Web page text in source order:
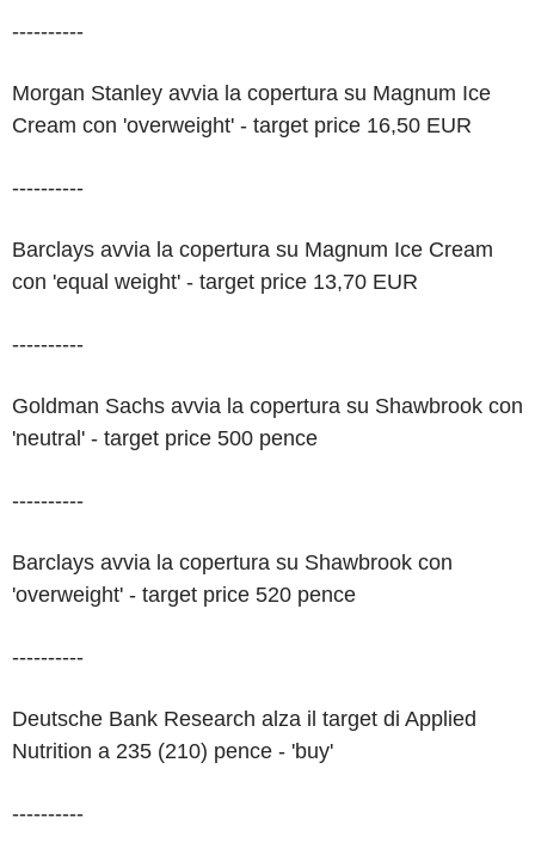
----------
Morgan Stanley avvia la copertura su Magnum Ice
Cream con 'overweight' - target price 16,50 EUR
----------
Barclays avvia la copertura su Magnum Ice Cream
con 'equal weight' - target price 13,70 EUR
----------
Goldman Sachs avvia la copertura su Shawbrook con
'neutral' - target price 500 pence
----------
Barclays avvia la copertura su Shawbrook con
'overweight' - target price 520 pence
----------
Deutsche Bank Research alza il target di Applied
Nutrition a 235 (210) pence - 'buy'
----------